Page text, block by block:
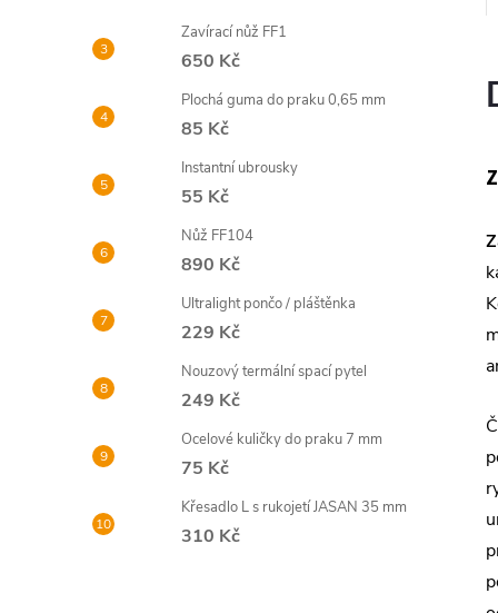
Zavírací nůž FF1
650 Kč
Plochá guma do praku 0,65 mm
85 Kč
Instantní ubrousky
55 Kč
Nůž FF104
890 Kč
Ultralight pončo / pláštěnka
229 Kč
Nouzový termální spací pytel
249 Kč
Ocelové kuličky do praku 7 mm
75 Kč
Křesadlo L s rukojetí JASAN 35 mm
310 Kč